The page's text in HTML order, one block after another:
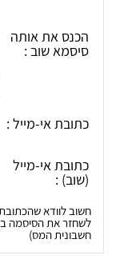
הכנס את אותה
סיסמא שוב :
כתובת אי-מייל :
כתובת אי-מייל
(שוב) :
חשוב לוודא
לשחזר את הסיסמה
חשבונית המס)